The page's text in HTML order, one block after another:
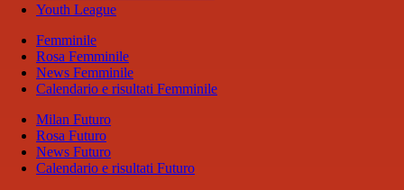
Youth League
Femminile
Rosa Femminile
News Femminile
Calendario e risultati Femminile
Milan Futuro
Rosa Futuro
News Futuro
Calendario e risultati Futuro